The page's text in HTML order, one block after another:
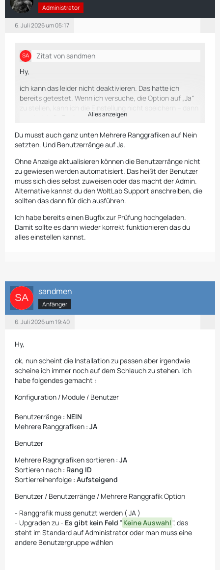
Administrator
6. Juli 2026 um 05:17
Zitat von sandmen
Hy,
ich kann das leider nicht deaktivieren. Das hatte ich
bereits getestet. Wenn ich versuche, die Option auf „Ja“
erscheint die Fehlermeldung.
Solange ich die App für die Ranggrafiken installiert habe,
kann ich dort nur „Nein“ speichern. Ich habe allerdings
einen Managed Server bei WoltLab habe. Andere Lösung ?
Viele Grüße
Frank
Alles anzeigen
Du musst auch ganz unten Mehrere Ranggrafiken auf Nein
setzten. Und Benutzerränge auf Ja.
Ohne Anzeige aktualisieren können die Benutzerränge nicht
zu gewiesen werden automatisiert. Das heißt der Benutzer
muss sich dies selbst zuweisen oder das macht der Admin.
Alternative kannst du den WoltLab Support anschreiben, die
sollten das dann für dich ausführen.
Ich habe bereits einen Bugfix zur Prüfung hochgeladen.
Damit sollte es dann wieder korrekt funktionieren das du
alles einstellen kannst.
sandmen
Anfänger
6. Juli 2026 um 19:40
Hy,
ok, nun scheint die Installation zu passen aber irgendwie
scheine ich immer noch auf dem Schlauch zu stehen. Ich
habe folgendes gemacht :
Konfiguration / Module / Benutzer
Benutzerränge : NEIN
Mehrere Ranggrafiken : JA
Benutzer
Mehrere Ragngrafiken sortieren : JA
Sortieren nach : Rang ID
Sortierreihenfolge : Aufsteigend
Benutzer / Benutzerränge / Mehrere Ranggrafik Option
- Ranggrafik muss genutzt werden ( JA )
- Upgraden zu - Es gibt kein Feld " Keine Auswahl", das
steht im Standard auf Administrator oder man muss eine
andere Benutzergruppe wählen